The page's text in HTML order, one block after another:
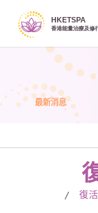
最新消息
/ 復